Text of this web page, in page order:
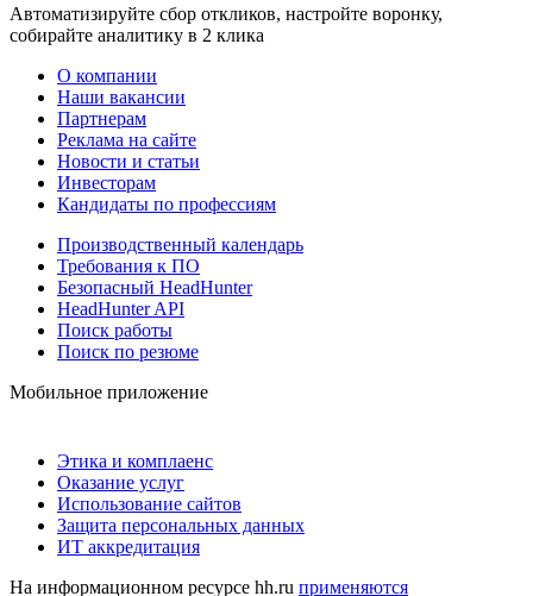
Автоматизируйте сбор откликов, настройте воронку,
собирайте аналитику в 2 клика
О компании
Наши вакансии
Партнерам
Реклама на сайте
Новости и статьи
Инвесторам
Кандидаты по профессиям
Производственный календарь
Требования к ПО
Безопасный HeadHunter
HeadHunter API
Поиск работы
Поиск по резюме
Мобильное приложение
Этика и комплаенс
Оказание услуг
Использование сайтов
Защита персональных данных
ИТ аккредитация
На информационном ресурсе hh.ru применяются